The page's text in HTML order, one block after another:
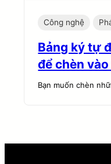
Công nghệ
Bảng ký tự
để chèn
Bạn muốn chèn